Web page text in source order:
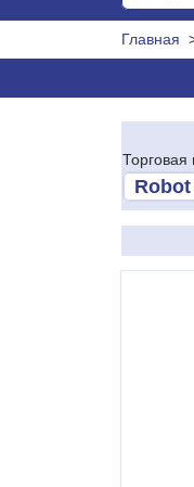
Главная
Торговая